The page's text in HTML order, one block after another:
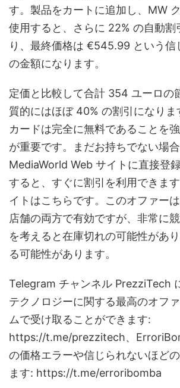
す。製品をカートに追加し、MW
使用すると、さらに 22% の自動割
り、最終価格は €545.99 という信
の金額になります。
定価と比較して合計 354 ユーロの
質的にはほぼ 40% の割引になり
カードは完全に無料であることを
が重要です。まだお持ちでない場
MediaWorld Web サイトに直接登
すると、すぐに割引を利用できま
イトはこちらです。このオファー
店舗の両方で有効ですが、非常に
を考えると在庫切れの可能性があ
る可能性があります。
Telegram チャンネル PrezziTech
テクノロジーに関する最高のオフ
ムで受け取ることができます:
https://t.me/prezzitech、
の価格エラーや信じられないほど
ます: https://t.me/erroribomba